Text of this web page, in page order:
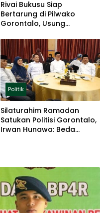
Rivai Bukusu Siap
Bertarung di Pilwako
Gorontalo, Usung
Politik
Politik
Silaturahim Ramadan
Satukan Politisi Gorontalo,
Irwan Hunawa: Beda